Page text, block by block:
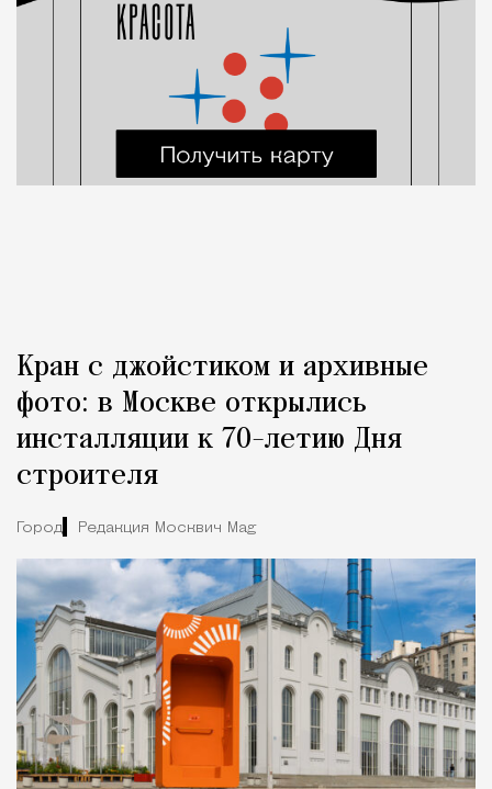
Кран с джойстиком и архивные
фото: в Москве открылись
инсталляции к 70-летию Дня
строителя
Город Редакция Москвич Mag